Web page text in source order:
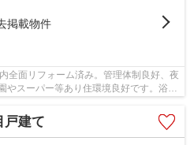
掲載物件
全面リフォーム済み。管理体制良好、夜
やスーパー等あり住環境良好です。浴室
戸建て